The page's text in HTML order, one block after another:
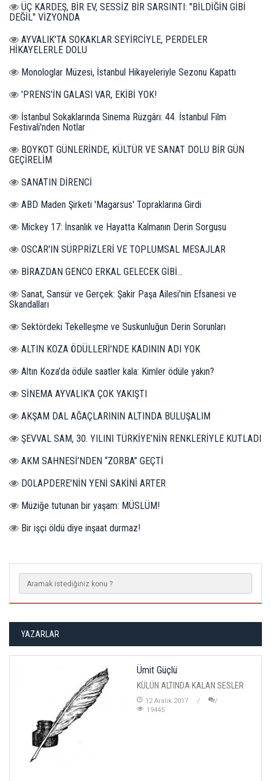
ÜÇ KARDEŞ, BİR EV, SESSİZ BİR SARSINTI: "BİLDİĞİN GİBİ
DEĞİL" VİZYONDA
AYVALIK'TA SOKAKLAR SEYİRCİYLE, PERDELER
HİKAYELERLE DOLU
Monologlar Müzesi, İstanbul Hikayeleriyle Sezonu Kapattı
'PRENS'İN GALASI VAR, EKİBİ YOK!
İstanbul Sokaklarında Sinema Rüzgârı: 44. İstanbul Film
Festivali'nden Notlar
BOYKOT GÜNLERİNDE, KÜLTÜR VE SANAT DOLU BİR GÜN
GEÇİRELİM
SANATIN DİRENCİ
ABD Maden Şirketi 'Magarsus' Topraklarına Girdi
Mickey 17: İnsanlık ve Hayatta Kalmanın Derin Sorgusu
OSCAR'IN SÜRPRİZLERİ VE TOPLUMSAL MESAJLAR
BİRAZDAN GENCO ERKAL GELECEK GİBİ...
Sanat, Sansür ve Gerçek: Şakir Paşa Ailesi'nin Efsanesi ve
Skandalları
Sektördeki Tekelleşme ve Suskunluğun Derin Sorunları
ALTIN KOZA ÖDÜLLERİ'NDE KADININ ADI YOK
Altın Koza’da ödüle saatler kala: Kimler ödüle yakın?
SİNEMA AYVALIK’A ÇOK YAKIŞTI
AKŞAM DAL AĞAÇLARININ ALTINDA BULUŞALIM
ŞEVVAL SAM, 30. YILINI TÜRKİYE’NİN RENKLERİYLE KUTLADI
AKM SAHNESİ’NDEN “ZORBA” GEÇTİ
DOLAPDERE'NİN YENİ SAKİNİ ARTER
Müziğe tutunan bir yaşam: MÜSLÜM!
Bir işçi öldü diye inşaat durmaz!
YAZARLAR
Ümit Güçlü
KÜLÜN ALTINDA KALAN SESLER
12 Aralik 2017
19445